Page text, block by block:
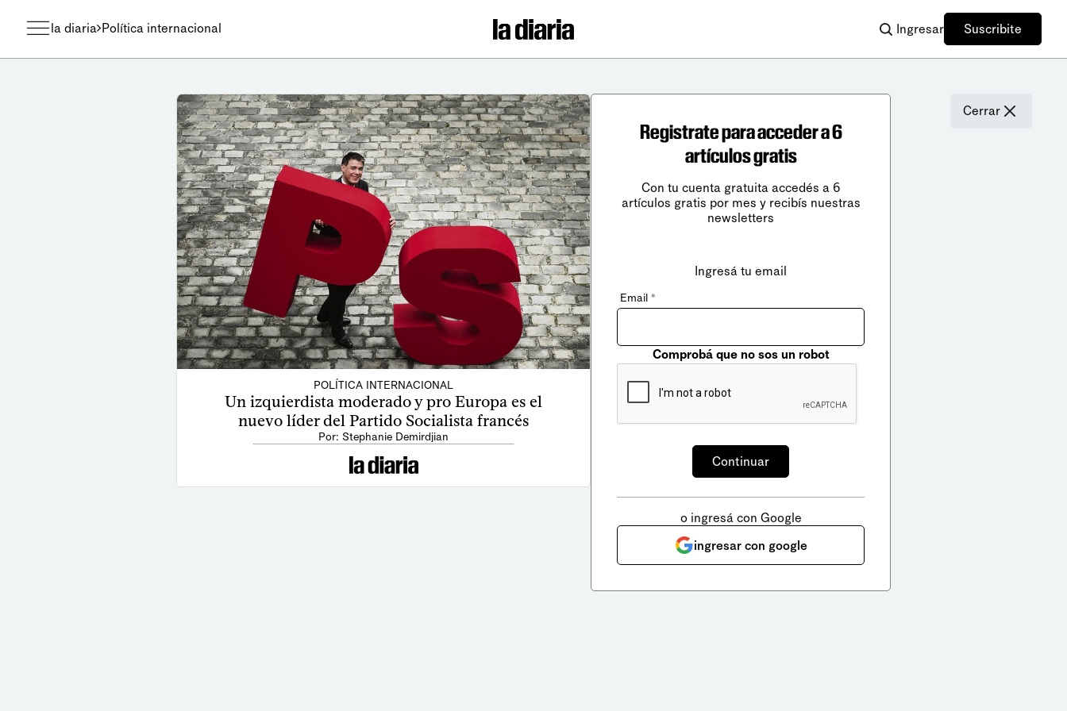
la diaria Política internacional Ingresar Suscribite
POLÍTICA INTERNACIONAL
Un izquierdista moderado y pro Europa es el
nuevo líder del Partido Socialista francés
Por: Stephanie Demirdjian
Cerrar
Registrate para acceder a 6
artículos gratis
Con tu cuenta gratuita accedés a 6
artículos gratis por mes y recibís nuestras
newsletters
Ingresá tu email
Email *
Comprobá que no sos un robot
o ingresá con Google
ingresar con google